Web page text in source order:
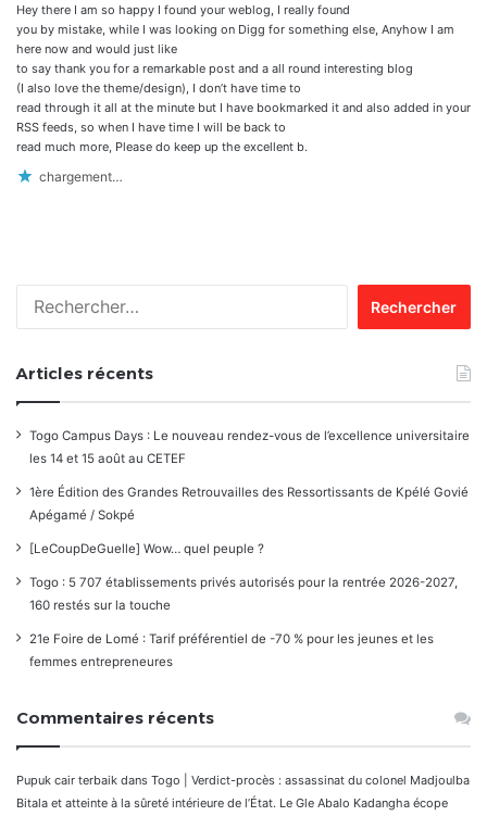
Hey there I am so happy I found your weblog, I really found
you by mistake, while I was looking on Digg for something else, Anyhow I am
here now and would just like
to say thank you for a remarkable post and a all round interesting blog
(I also love the theme/design), I don’t have time to
read through it all at the minute but I have bookmarked it and also added in your
RSS feeds, so when I have time I will be back to
read much more, Please do keep up the excellent b.
chargement…
Articles récents
Togo Campus Days : Le nouveau rendez-vous de l’excellence universitaire
les 14 et 15 août au CETEF
1ère Édition des Grandes Retrouvailles des Ressortissants de Kpélé Govié
Apégamé / Sokpé
[LeCoupDeGuelle] Wow… quel peuple ?
Togo : 5 707 établissements privés autorisés pour la rentrée 2026-2027,
160 restés sur la touche
21e Foire de Lomé : Tarif préférentiel de -70 % pour les jeunes et les
femmes entrepreneures
Commentaires récents
Pupuk cair terbaik dans Togo | Verdict-procès : assassinat du colonel Madjoulba
Bitala et atteinte à la sûreté intérieure de l’État. Le Gle Abalo Kadangha écope